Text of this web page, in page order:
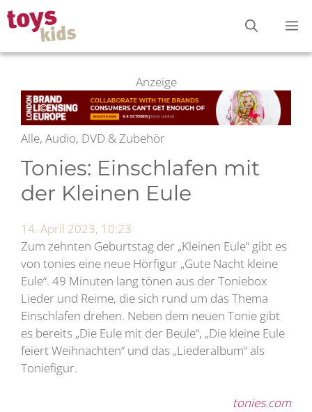
Zum
Inhalt
springen
Anzeige
Alle, Audio, DVD & Zubehör
Tonies: Einschlafen mit
der Kleinen Eule
14. April 2023, 10:23
Zum zehnten Geburtstag der „Kleinen Eule“ gibt es
von tonies eine neue Hörfigur „Gute Nacht kleine
Eule“. 49 Minuten lang tönen aus der Toniebox
Lieder und Reime, die sich rund um das Thema
Einschlafen drehen. Neben dem neuen Tonie gibt
es bereits „Die Eule mit der Beule“, „Die kleine Eule
feiert Weihnachten“ und das „Liederalbum“ als
Toniefigur.
tonies.com